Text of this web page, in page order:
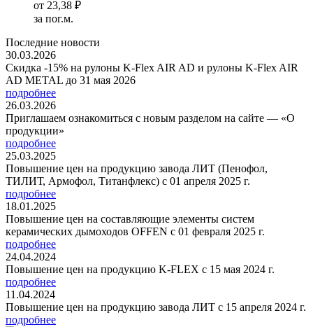
от 23,38 ₽
за пог.м.
Последние новости
30.03.2026
Скидка -15% на рулоны K-Flex AIR AD и рулоны K-Flex AIR
AD METAL до 31 мая 2026
подробнее
26.03.2026
Приглашаем ознакомиться с новым разделом на сайте — «О
продукции»
подробнее
25.03.2025
Повышение цен на продукцию завода ЛИТ (Пенофол,
ТИЛИТ, Армофол, Титанфлекс) с 01 апреля 2025 г.
подробнее
18.01.2025
Повышение цен на составляющие элементы систем
керамических дымоходов OFFEN с 01 февраля 2025 г.
подробнее
24.04.2024
Повышение цен на продукцию K-FLEX с 15 мая 2024 г.
подробнее
11.04.2024
Повышение цен на продукцию завода ЛИТ с 15 апреля 2024 г.
подробнее